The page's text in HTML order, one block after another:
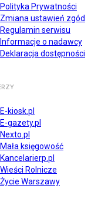
Polityka Prywatności
Zmiana ustawień zgód
Regulamin serwisu
Informacje o nadawcy
Deklaracja dostępności
E-kiosk.pl
E-gazety.pl
Nexto.pl
Mała księgowość
Kancelarierp.pl
Wieści Rolnicze
Życie Warszawy